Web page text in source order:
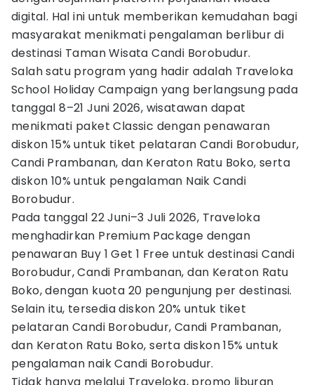
digital. Hal ini untuk memberikan kemudahan bagi
masyarakat menikmati pengalaman berlibur di
destinasi Taman Wisata Candi Borobudur.
Salah satu program yang hadir adalah Traveloka
School Holiday Campaign yang berlangsung pada
tanggal 8–21 Juni 2026, wisatawan dapat
menikmati paket Classic dengan penawaran
diskon 15% untuk tiket pelataran Candi Borobudur,
Candi Prambanan, dan Keraton Ratu Boko, serta
diskon 10% untuk pengalaman Naik Candi
Borobudur.
Pada tanggal 22 Juni–3 Juli 2026, Traveloka
menghadirkan Premium Package dengan
penawaran Buy 1 Get 1 Free untuk destinasi Candi
Borobudur, Candi Prambanan, dan Keraton Ratu
Boko, dengan kuota 20 pengunjung per destinasi.
Selain itu, tersedia diskon 20% untuk tiket
pelataran Candi Borobudur, Candi Prambanan,
dan Keraton Ratu Boko, serta diskon 15% untuk
pengalaman naik Candi Borobudur.